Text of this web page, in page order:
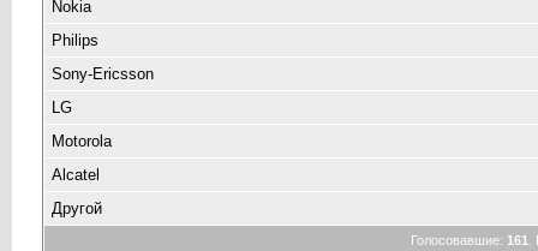
Nokia
Philips
Sony-Ericsson
LG
Motorola
Alcatel
Другой
Голосовавшие: 161